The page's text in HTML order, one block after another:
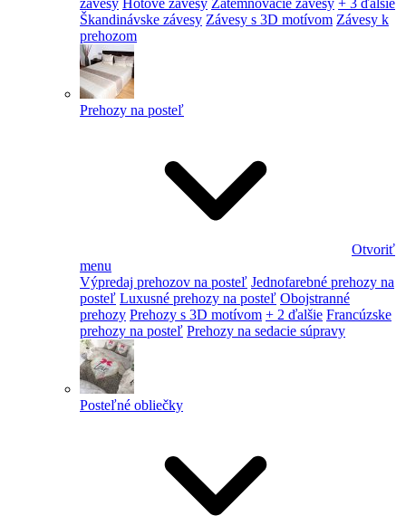
závesy Hotové závesy Zatemňovacie závesy + 3 ďalšie
Škandinávske závesy Závesy s 3D motívom Závesy k
prehozom
Prehozy na posteľ
Otvoriť
menu
Výpredaj prehozov na posteľ Jednofarebné prehozy na
posteľ Luxusné prehozy na posteľ Obojstranné
prehozy Prehozy s 3D motívom + 2 ďalšie Francúzske
prehozy na posteľ Prehozy na sedacie súpravy
Posteľné obliečky